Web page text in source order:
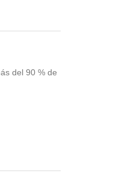
del 90 % de